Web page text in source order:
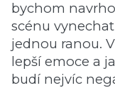
bychom
scénu
jednou ranou.
lepší emoce a
budí nejvíc